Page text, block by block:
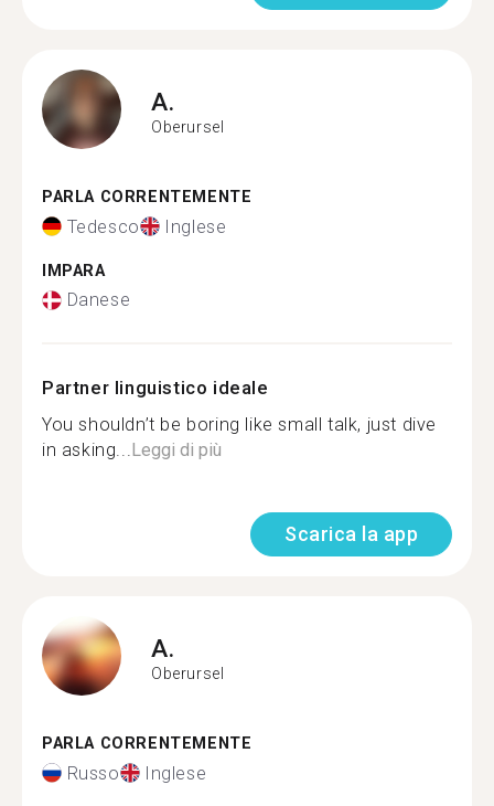
A.
Oberursel
PARLA CORRENTEMENTE
Tedesco Inglese
IMPARA
Danese
Partner linguistico ideale
You shouldn’t be boring like small talk, just dive
in asking...Leggi di più
Scarica la app
A.
Oberursel
PARLA CORRENTEMENTE
Russo Inglese